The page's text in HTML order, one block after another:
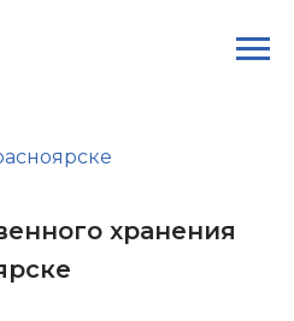
хранения